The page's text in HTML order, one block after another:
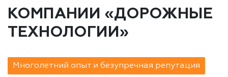
КОМПАНИИ «ДОРОЖНЫЕ
ТЕХНОЛОГИИ»
Многолетний опыт и безупречная репутация